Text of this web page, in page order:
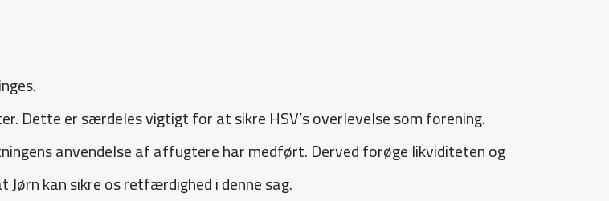
Dette er særdeles vigtigt for at sikre HSV’s overlevelse som forening.
anvendelse af affugtere har medført. Derved forøge likviditeten og
kan sikre os retfærdighed i denne sag.